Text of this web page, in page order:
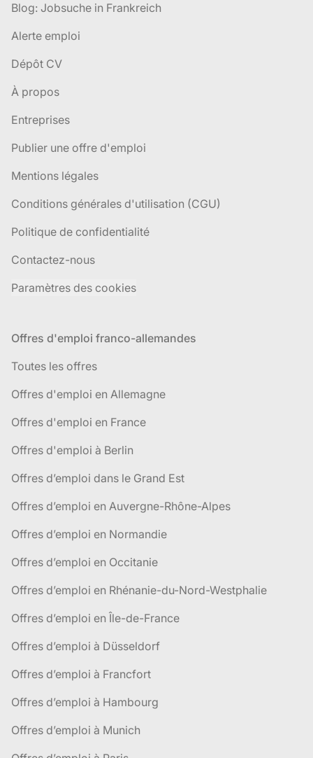
Blog: Jobsuche in Frankreich
Alerte emploi
Dépôt CV
À propos
Entreprises
Publier une offre d'emploi
Mentions légales
Conditions générales d'utilisation (CGU)
Politique de confidentialité
Contactez-nous
Paramètres des cookies
Offres d'emploi franco-allemandes
Toutes les offres
Offres d'emploi en Allemagne
Offres d'emploi en France
Offres d'emploi à Berlin
Offres d’emploi dans le Grand Est
Offres d’emploi en Auvergne-Rhône-Alpes
Offres d’emploi en Normandie
Offres d’emploi en Occitanie
Offres d’emploi en Rhénanie-du-Nord-Westphalie
Offres d’emploi en Île-de-France
Offres d’emploi à Düsseldorf
Offres d’emploi à Francfort
Offres d’emploi à Hambourg
Offres d’emploi à Munich